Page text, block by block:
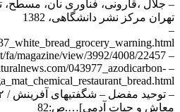
– جلال ،قارونی، فناوری نان،
تهران مرکز نشر دانشگاهی، 1382
–
– http://www.hawzah.net/fa/magazine/view/3992/4008/22457/
043977_azodicarbon-
معاش و حیات آدمی]….ص:82